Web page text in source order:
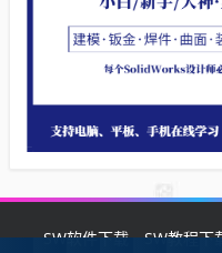
SW软件下载 SW教程下